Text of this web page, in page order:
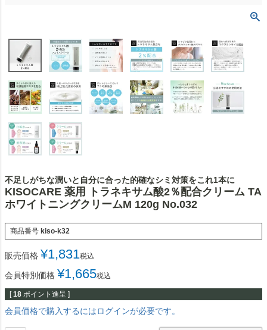
不足しがちな潤いと自分に合った的確なシミ対策をこれ1本に
KISOCARE 薬用 トラネキサム酸2％配合クリーム TA
ホワイトニングクリームM 120g No.032
商品番号 kiso-k32
販売価格 ¥1,831税込
会員特別価格 ¥1,665税込
[ 18 ポイント進呈 ]
会員価格で購入するにはログインが必要です。